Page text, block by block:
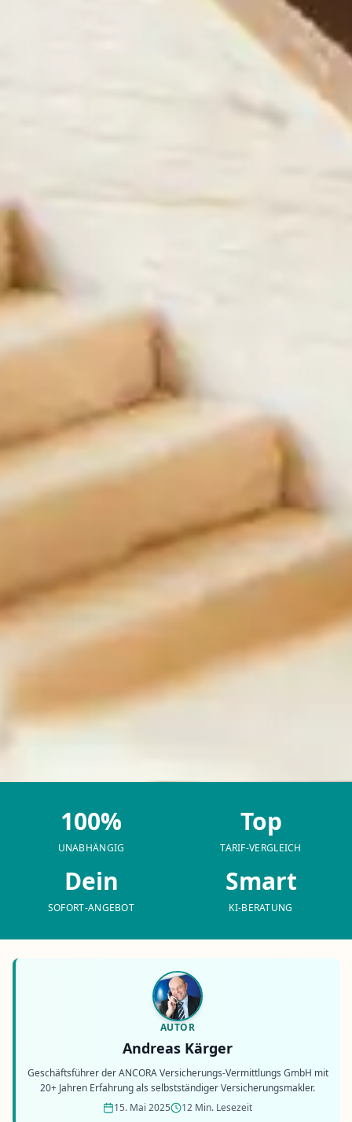
100%
UNABHÄNGIG
Top
TARIF-VERGLEICH
Dein
SOFORT-ANGEBOT
Smart
KI-BERATUNG
AUTOR
Andreas Kärger
Geschäftsführer der ANCORA Versicherungs-Vermittlungs GmbH mit
20+ Jahren Erfahrung als selbstständiger Versicherungsmakler.
15. Mai 2025
12 Min. Lesezeit